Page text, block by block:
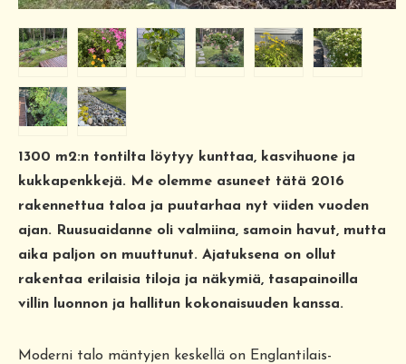
1300 m2:n tontilta löytyy kunttaa, kasvihuone ja
kukkapenkkejä. Me olemme asuneet tätä 2016
rakennettua taloa ja puutarhaa nyt viiden vuoden
ajan. Ruusuaidanne oli valmiina, samoin havut, mutta
aika paljon on muuttunut. Ajatuksena on ollut
rakentaa erilaisia tiloja ja näkymiä, tasapainoilla
villin luonnon ja hallitun kokonaisuuden kanssa.
Moderni talo mäntyjen keskellä on Englantilais-